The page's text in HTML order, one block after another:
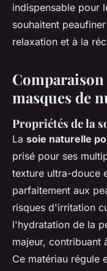
indispensable pour
souhaitent
relaxation et à la
masques de
Propriétés de la
La soie naturelle
prisé pour ses
texture ultra-douce
parfaitement aux
risques d'irritation
l'hydratation de la
majeur, contribuant
Ce matériau régule